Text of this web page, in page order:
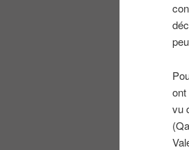
ont
vu